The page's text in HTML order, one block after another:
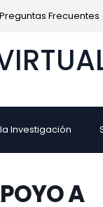
Preguntas Frecuentes
Investigación
A